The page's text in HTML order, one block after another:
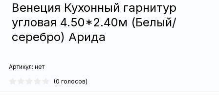
Венеция Кухонный гарнитур
угловая 4.50*2.40м (Белый/
серебро) Арида
Артикул: нет
(0 голосов)